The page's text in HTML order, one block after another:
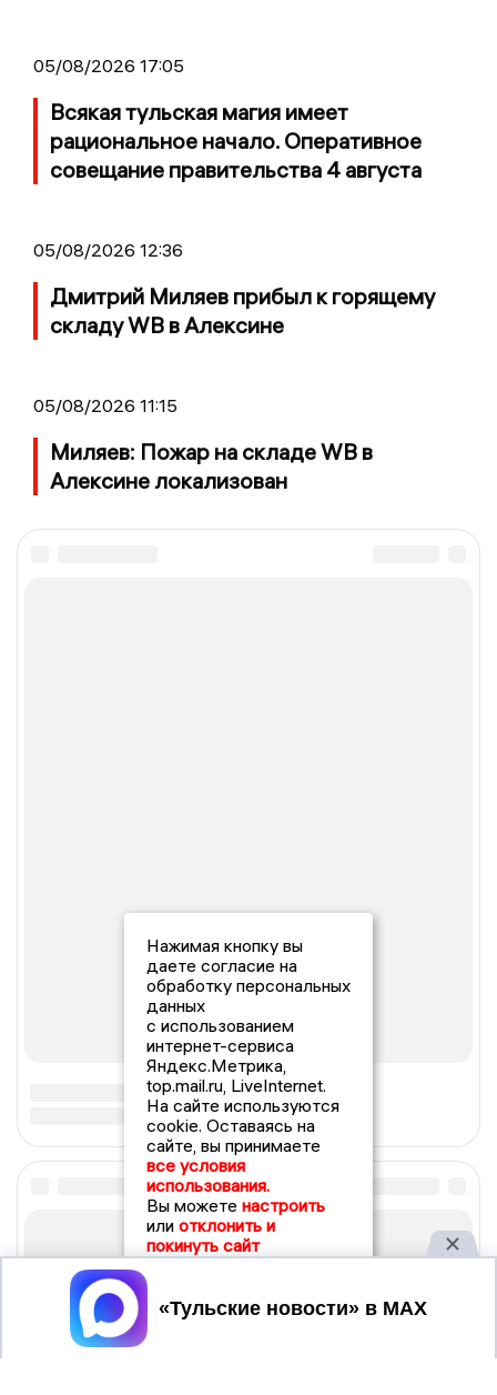
05/08/2026 17:05
Всякая тульская магия имеет
рациональное начало. Оперативное
совещание правительства 4 августа
05/08/2026 12:36
Дмитрий Миляев прибыл к горящему
складу WB в Алексине
05/08/2026 11:15
Миляев: Пожар на складе WB в
Алексине локализован
Нажимая кнопку вы
даете согласие на
обработку персональных
данных
с использованием
интернет-сервиса
Яндекс.Метрика,
top.mail.ru, LiveInternet.
На сайте используются
cookie. Оставаясь на
сайте, вы принимаете
все условия
использования.
Вы можете настроить
или отклонить и
покинуть сайт
Принять